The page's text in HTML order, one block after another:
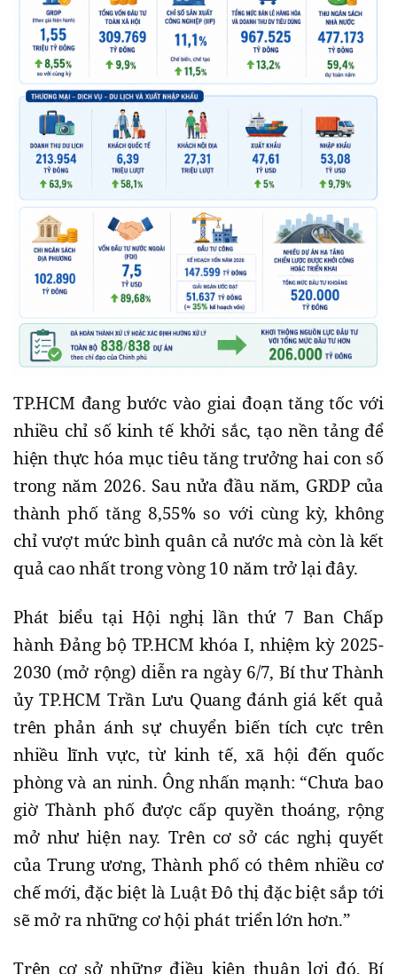
TP.HCM đang bước vào giai đoạn tăng tốc với
nhiều chỉ số kinh tế khởi sắc, tạo nền tảng để
hiện thực hóa mục tiêu tăng trưởng hai con số
trong năm 2026. Sau nửa đầu năm, GRDP của
thành phố tăng 8,55% so với cùng kỳ, không
chỉ vượt mức bình quân cả nước mà còn là kết
quả cao nhất trong vòng 10 năm trở lại đây.
Phát biểu tại Hội nghị lần thứ 7 Ban Chấp
hành Đảng bộ TP.HCM khóa I, nhiệm kỳ 2025-
2030 (mở rộng) diễn ra ngày 6/7, Bí thư Thành
ủy TP.HCM Trần Lưu Quang đánh giá kết quả
trên phản ánh sự chuyển biến tích cực trên
nhiều lĩnh vực, từ kinh tế, xã hội đến quốc
phòng và an ninh. Ông nhấn mạnh: “Chưa bao
giờ Thành phố được cấp quyền thoáng, rộng
mở như hiện nay. Trên cơ sở các nghị quyết
của Trung ương, Thành phố có thêm nhiều cơ
chế mới, đặc biệt là Luật Đô thị đặc biệt sắp tới
sẽ mở ra những cơ hội phát triển lớn hơn.”
Trên cơ sở những điều kiện thuận lợi đó, Bí